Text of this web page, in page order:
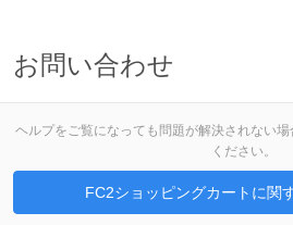
お問い合わせ
ヘルプをご覧になっても問題が解決されない
ください。
FC2ショッピングカートに関